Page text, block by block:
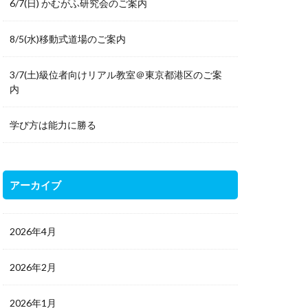
6/7(日) かむがふ研究会のご案内
8/5(水)移動式道場のご案内
3/7(土)級位者向けリアル教室＠東京都港区のご案
内
学び方は能力に勝る
アーカイブ
2026年4月
2026年2月
2026年1月